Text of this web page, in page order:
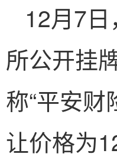
12月7
所公开挂
称“平安
让价格为